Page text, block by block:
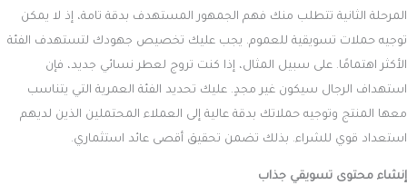
المرحلة الثانية تتطلب منك فهم الجمهور المستهدف بدقة تامة، إذ لا يمكن
توجيه حملات تسويقية للعموم. يجب عليك تخصيص جهودك لتستهدف الفئة
الأكثر اهتمامًا. على سبيل المثال، إذا كنت تروج لعطر نسائي جديد، فإن
استهداف الرجال سيكون غير مجدٍ. عليك تحديد الفئة العمرية التي يتناسب
معها المنتج وتوجيه حملاتك بدقة عالية إلى العملاء المحتملين الذين لديهم
استعداد قوي للشراء. بذلك تضمن تحقيق أقصى عائد استثماري.
إنشاء محتوى تسويقي جذاب